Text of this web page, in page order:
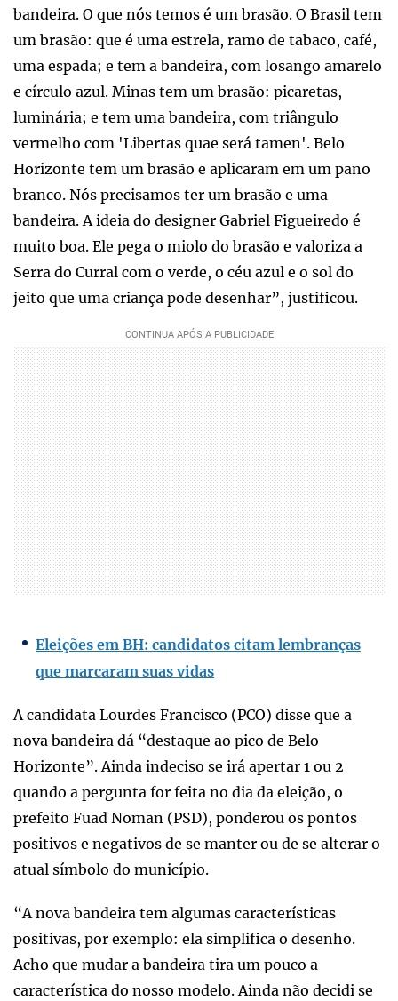
bandeira. O que nós temos é um brasão. O Brasil tem
um brasão: que é uma estrela, ramo de tabaco, café,
uma espada; e tem a bandeira, com losango amarelo
e círculo azul. Minas tem um brasão: picaretas,
luminária; e tem uma bandeira, com triângulo
vermelho com 'Libertas quae será tamen'. Belo
Horizonte tem um brasão e aplicaram em um pano
branco. Nós precisamos ter um brasão e uma
bandeira. A ideia do designer Gabriel Figueiredo é
muito boa. Ele pega o miolo do brasão e valoriza a
Serra do Curral com o verde, o céu azul e o sol do
jeito que uma criança pode desenhar”, justificou.
Eleições em BH: candidatos citam lembranças
que marcaram suas vidas
A candidata Lourdes Francisco (PCO) disse que a
nova bandeira dá “destaque ao pico de Belo
Horizonte”. Ainda indeciso se irá apertar 1 ou 2
quando a pergunta for feita no dia da eleição, o
prefeito Fuad Noman (PSD), ponderou os pontos
positivos e negativos de se manter ou de se alterar o
atual símbolo do município.
“A nova bandeira tem algumas características
positivas, por exemplo: ela simplifica o desenho.
Acho que mudar a bandeira tira um pouco a
característica do nosso modelo. Ainda não decidi se